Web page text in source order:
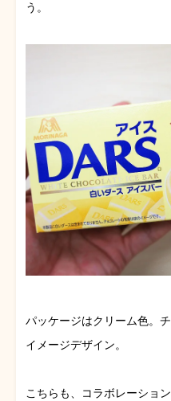
う。
パッケージはクリーム色。
イメージデザイン。
こちらも、コラボレーショ